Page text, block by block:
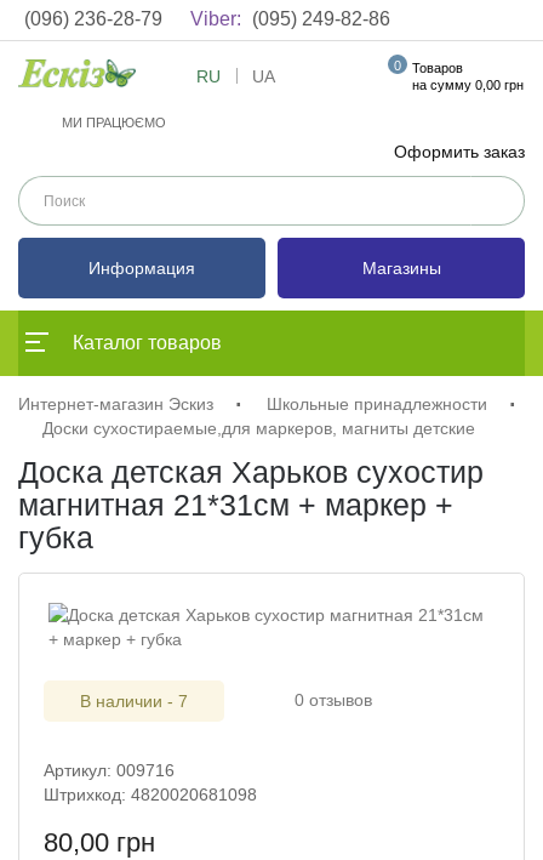
(096) 236-28-79 Viber: (095) 249-82-86
МИ ПРАЦЮЄМО
Оформить заказ
RU UA Товаров
0
на сумму 0,00 грн
Информация Магазины
Каталог товаров
Интернет-магазин Эскиз
Школьные принадлежности
Доски сухостираемые,для маркеров, магниты детские
Доска детская Харьков сухостир
магнитная 21*31см + маркер +
губка
В наличии - 7 0 отзывов
Артикул: 009716
Штрихкод: 4820020681098
80,00 грн